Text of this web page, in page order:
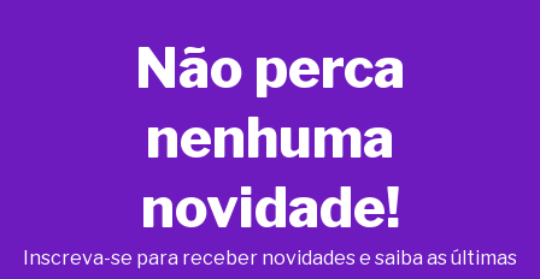
Não perca
nenhuma
novidade!
Inscreva-se para receber novidades e saiba as últimas